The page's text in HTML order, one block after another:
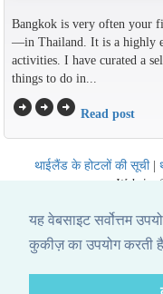
यह वेबसाइट सर्वोत्तम
कुकीज़ का उपयोग करती
Bangkok is very often your
—in Thailand. It is a highly
activities. I have curated a
things to do in...
arrow_circle_rightarrow_circle_rightarrow_circle_right Read post
थाईलैंड के होटलों की सूची|
Website